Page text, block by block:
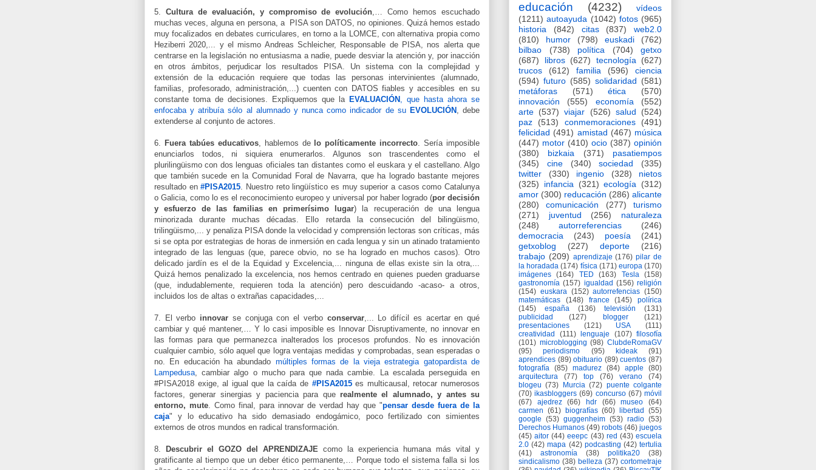
5. Cultura de evaluación, y compromiso de evolución ,… Como hemos escuchado
muchas veces, alguna en persona, a PISA son DATOS, no opiniones. Quizá hemos estado
muy focalizados en debates curriculares, en torno a la LOMCE, con alternativa propia como
Heziberri 2020,... y el mismo Andreas Schleicher, Responsable de PISA, nos alerta que
centrarse en la legislación no entusiasma a nadie, puede desviar la atención y, por inacción
en otros ámbitos, perjudicar los resultados PISA. Un sistema con la complejidad y
extensión de la educación requiere que todas las personas intervinientes (alumnado,
familias, profesorado, administración,...) cuenten con DATOS fiables y accesibles en su
constante toma de decisiones. Expliquemos que la EVALUACIÓN
, que hasta ahora se
enfocaba y atribuía sólo al alumnado y nunca como indicador de su EVOLUCIÓN
, debe
extenderse al conjunto de actores.
6. Fuera tabúes educativos, hablemos de lo políticamente incorrecto . Sería imposible
enunciarlos todos, ni siquiera enumerarlos. Algunos son trascendentes como el
plurilingüismo con dos lenguas oficiales tan distantes como el euskara y el castellano. Algo
que también sucede en la Comunidad Foral de Navarra, que ha logrado bastante mejores
resultado en#PISA2015 . Nuestro reto lingüístico es muy superior a casos como Catalunya
o Galicia, como lo es el reconocimiento europeo y universal por haber logrado (por decisión
y esfuerzo de las familias en primerísimo lugar) la recuperación de una lengua
minorizada durante muchas décadas. Ello retarda la consecución del bilingüismo,
trilingüismo,... y penaliza PISA donde la velocidad y comprensión lectoras son críticas, más
si se opta por estrategias de horas de inmersión en cada lengua y sin un atinado tratamiento
integrado de las lenguas (que, parece obvio, no se ha logrado en muchos casos). Otro
delicado jardín es el de la Equidad y Excelencia,... ninguna de ellas existe sin la otra,...
Quizá hemos penalizado la excelencia, nos hemos centrado en quienes pueden graduarse
(que, indudablemente, requieren toda la atención) pero descuidando -acaso- a otros,
incluidos los de altas o extrañas capacidades,...
7. El verbo innovar se conjuga con el verbo conservar,... Lo difícil es acertar en qué
cambiar y qué mantener,… Y lo casi imposible es Innovar Disruptivamente, no innovar en
las formas para que permanezca inalterados los procesos profundos. No es innovación
cualquier cambio, sólo aquel que logra ventajas medidas y comprobadas, sean esperadas o
no. En educación ha abundado múltiples formas de la vieja estrategia gatopardista de
Lampedusa , cambiar algo o mucho para que nada cambie. La escalada perseguida en
#PISA2018 exige, al igual que la caída de #PISA2015 es multicausal, retocar numerosos
factores, generar sinergias y paciencia para que realmente el alumnado, y antes su
entorno, mute . Como final, para innovar de verdad hay que "pensar desde fuera de la
caja" y lo educativo ha sido demasiado endogámico, poco fertilizado con simientes
externos de otros mundos en radical transformación.
8. Descubrir el GOZO del APRENDIZAJE como la experiencia humana más vital y
gratificante al tiempo que un deber ético permanente,… Porque todo el sistema falla si los
educación (4232)
vídeos
(1211) autoayuda (1042) fotos (965)
historia
(842) citas (837)
web2.0
(810)
humor (798) euskadi
(762)
bilbao
(738) política (704)
getxo
(687)
libros (627) tecnología
(627)
trucos
(612) familia (596)
ciencia
(594) futuro (585) solidaridad (581)
metáforas
(571) ética
(570)
innovación
(555) economía
(552)
arte (537) viajar (526) salud
(524)
paz
(513) conmemoraciones
(491)
felicidad (491) amistad (467) música
(447) motor (410) ocio (387) opinión
(380)
bizkaia (371)
pasatiempos
(345)
cine (340) sociedad
(335)
twitter
(330) ingenio (328)
nietos
(325)
infancia (321) ecología
(312)
amor (300) reducación (286) alicante
(280)
comunicación (277)
turismo
(271)
juventud (256)
naturaleza
(248)
autorreferencias
(246)
democracia
(243) poesía
(241)
getxoblog
(227) deporte
(216)
trabajo (209) aprendizaje (176) pilar de
la horadada (174) física (171) europa (170)
imágenes
(164) TED (163) Tesla
(158)
gastronomía (157) igualdad (156) religión
(154) euskara (152) autorrefencias (150)
matemáticas
(148) france (145)
polírica
(145)
españa (136) televisión
(131)
publicidad
(127) blogger
(121)
presentaciones
(121) USA
(111)
creatividad
(111) lenguaje (107) filosofía
(101) microblogging (98) ClubdeRomaGV
(95)
periodismo (95) kideak
(91)
aprendices (89) obituario (89) cuentos (87)
fotografía (85) madurez (84) apple
(80)
arquitectura
(77) top (76) verano
(74)
blogeu (73) Murcia (72) puente colgante
(70) ikasbloggers (69) concurso (67) móvil
(67)
ajedrez (66) hdr (66) museo
(64)
carmen (61) biografías (60) libertad
(55)
google (53) guggenheim (53) radio (53)
Derechos Humanos (49) robots (46) juegos
(45) aitor (44) eeepc (43) red (43) escuela
2.0 (42) mapa (42) podcasting (42) tertulia
(41)
astronomía (38) politika20
(38)
sindicalismo (38) belleza (37) cortometraje